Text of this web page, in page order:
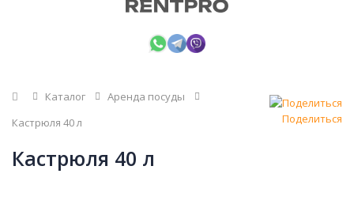
Главная
Каталог
Аренда посуды
Кастрюля 40 л
Поделиться
Кастрюля 40 л